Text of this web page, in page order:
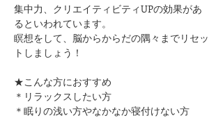
集中力、クリエイティビティUPの効果があ
るといわれています。
瞑想をして、脳からからだの隅々までリセッ
トしましょう！
★こんな方におすすめ
＊リラックスしたい方
＊眠りの浅い方やなかなか寝付けない方